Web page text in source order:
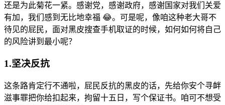
还是为此菊花一紧。感谢党，感谢政府，感谢国家对我们关爱
有加，我们感到无比地幸福 😂。可是呢，像咱这种老大哥不
待见的屁民，面对黑皮搜查手机取证的时候，如何如何将自己
的风险讲到最小呢？
1.坚决反抗
这条路肯定行不通啦，屁民反抗的黑皮的话，先给你安个寻衅
滋事罪把你给扣起来，拘留十五日，写个保证书。咱可不想受